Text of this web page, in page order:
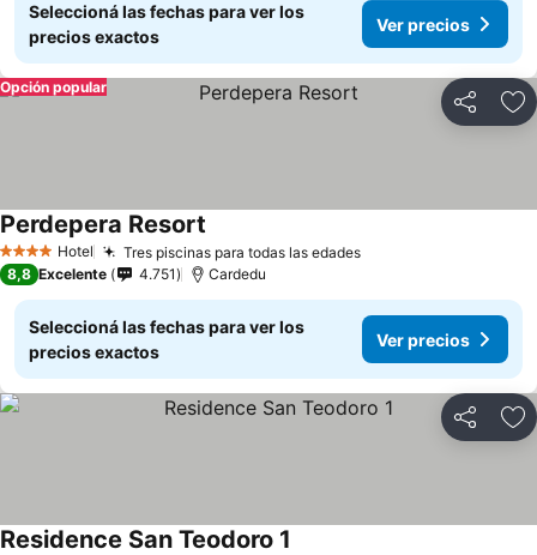
Seleccioná las fechas para ver los
precios exactos
Ver precios
Compartir
Opción popular
4 EstrellasHotel Tres piscinas para todas las edades
Perdepera Resort
8,8 Excelente 4.751 Cardedu
Seleccioná las fechas para ver los
precios exactos
Ver precios
Compartir
Residence San Teodoro 1